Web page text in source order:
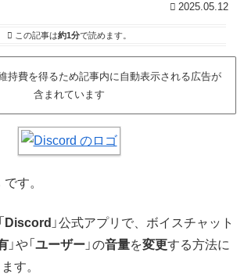
2025.05.12
この記事は約1分で読めます。
持費を得るため記事内に自動表示される広告が
含まれています
す。
Discord 」公式アプリで、ボイスチャット
」や「 ユーザー 」の音量を変更する方法に
す。